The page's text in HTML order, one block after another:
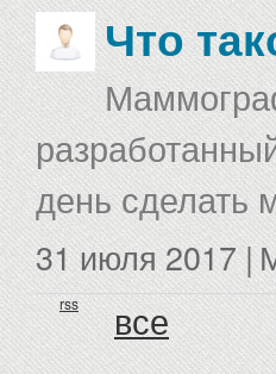
Что
день сделать
31 июля 2017 |
rss все